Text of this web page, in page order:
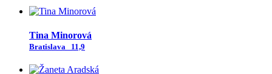
Tina Minorová
Bratislava 11,9